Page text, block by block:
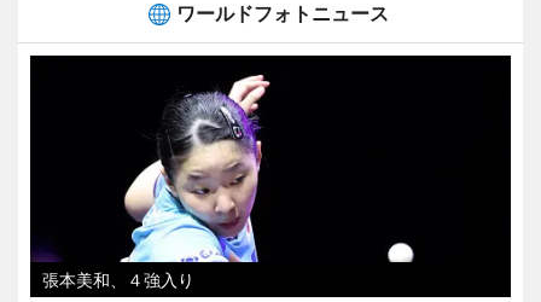
ワールドフォトニュース
張本美和、４強入り